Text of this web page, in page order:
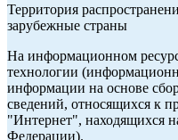
Территория
зарубежные страны
На информационном
технологии
информации на основе
сведений, относящихся к
"Интернет", находящихся
Федерации).